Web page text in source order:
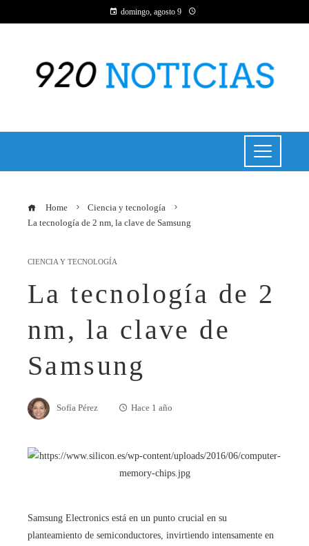
domingo, agosto 9
Home
Ciencia y tecnología
La tecnología de 2 nm, la clave de Samsung
CIENCIA Y TECNOLOGÍA
La tecnología de 2
nm, la clave de
Samsung
Sofía Pérez Hace 1 año
Samsung Electronics está en un punto crucial en su
planteamiento de semiconductores, invirtiendo intensamente en